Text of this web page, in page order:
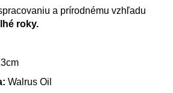
a prírodnému vzhľadu
roky.
Walrus Oil